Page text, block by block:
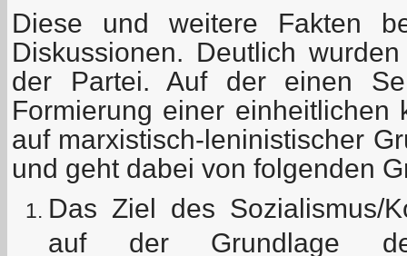
Diese und weitere Fakten
Diskussionen. Deutlich
der Partei. Auf der einen
Formierung einer einheitlichen
auf marxistisch-leninistischer
und geht dabei von folgenden
Das Ziel des Sozialismus/
auf der Grundlage der